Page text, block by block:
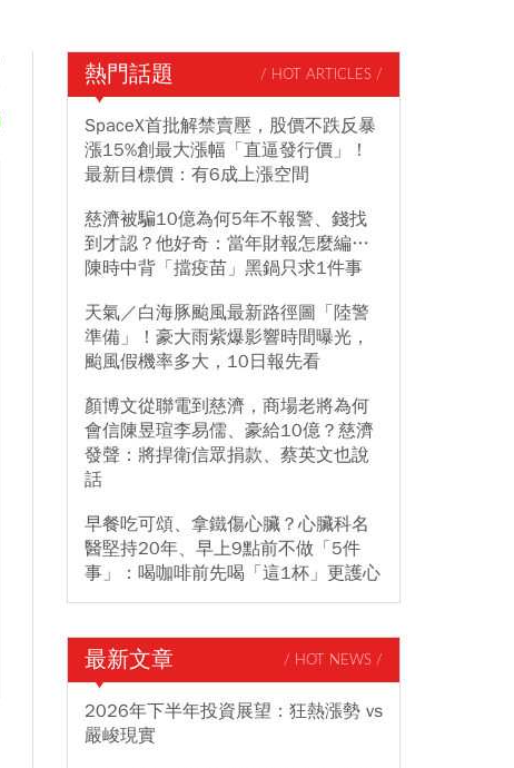
熱門話題 / HOT ARTICLES /
SpaceX首批解禁賣壓，股價不跌反暴
漲15%創最大漲幅「直逼發行價」！
最新目標價：有6成上漲空間
慈濟被騙10億為何5年不報警、錢找
到才認？他好奇：當年財報怎麼編…
陳時中背「擋疫苗」黑鍋只求1件事
天氣／白海豚颱風最新路徑圖「陸警
準備」！豪大雨紫爆影響時間曝光，
颱風假機率多大，10日報先看
顏博文從聯電到慈濟，商場老將為何
會信陳昱瑄李易儒、豪給10億？慈濟
發聲：將捍衛信眾捐款、蔡英文也說
話
早餐吃可頌、拿鐵傷心臟？心臟科名
醫堅持20年、早上9點前不做「5件
事」：喝咖啡前先喝「這1杯」更護心
最新文章 / HOT NEWS /
2026年下半年投資展望：狂熱漲勢 vs
嚴峻現實